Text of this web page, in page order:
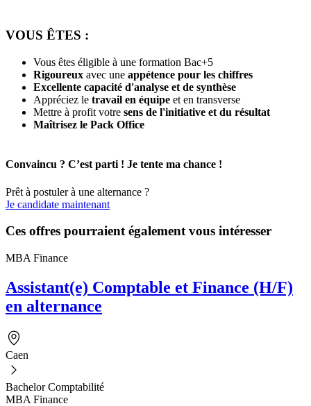
VOUS ÊTES :
Vous êtes éligible à une formation Bac+5
Rigoureux avec une appétence pour les chiffres
Excellente capacité d'analyse et de synthèse
Appréciez le travail en équipe et en transverse
Mettre à profit votre sens de l'initiative et du résultat
Maîtrisez le Pack Office
Convaincu ? C’est parti ! Je tente ma chance !
Prêt à postuler à une alternance ?
Je candidate maintenant
Ces offres pourraient également vous intéresser
MBA Finance
Assistant(e) Comptable et Finance (H/F)
en alternance
Caen
Bachelor Comptabilité
MBA Finance